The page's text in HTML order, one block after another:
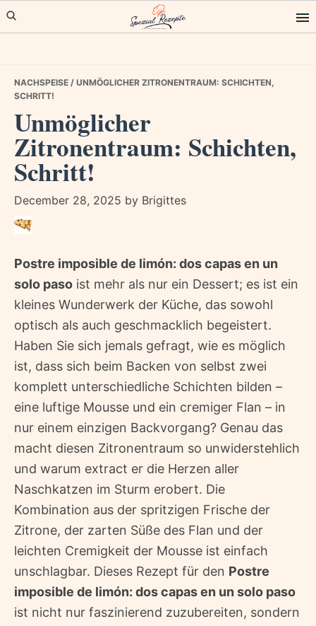
Skip
to
Skip
to
Skip
to
NACHSPEISE / UNMÖGLICHER ZITRONENTRAUM: SCHICHTEN,
SCHRITT!
Unmöglicher
Zitronentraum: Schichten,
Schritt!
December 28, 2025 by Brigittes
Postre imposible de limón: dos capas en un
solo paso ist mehr als nur ein Dessert; es ist ein
kleines Wunderwerk der Küche, das sowohl
optisch als auch geschmacklich begeistert.
Haben Sie sich jemals gefragt, wie es möglich
ist, dass sich beim Backen von selbst zwei
komplett unterschiedliche Schichten bilden –
eine luftige Mousse und ein cremiger Flan – in
nur einem einzigen Backvorgang? Genau das
macht diesen Zitronentraum so unwiderstehlich
und warum extract er die Herzen aller
Naschkatzen im Sturm erobert. Die
Kombination aus der spritzigen Frische der
Zitrone, der zarten Süße des Flan und der
leichten Cremigkeit der Mousse ist einfach
unschlagbar. Dieses Rezept für den Postre
imposible de limón: dos capas en un solo paso
ist nicht nur faszinierend zuzubereiten, sondern